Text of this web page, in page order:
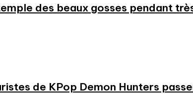
des beaux gosses pendant
de KPop Demon Hunters